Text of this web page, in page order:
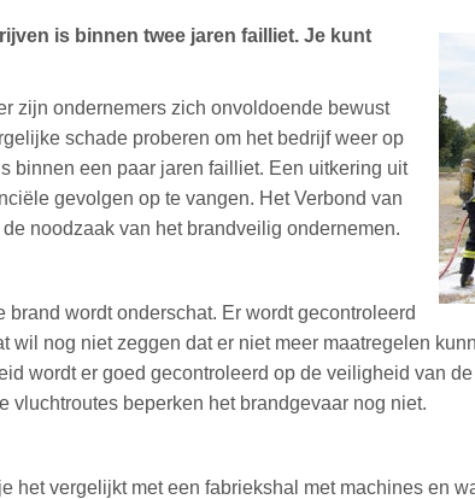
is binnen twee jaren failliet. Je kunt
zijn ondernemers zich onvoldoende bewust
schade proberen om het bedrijf weer op
binnen een paar jaren failliet. Een uitkering uit
gevolgen op te vangen. Het Verbond van
noodzaak van het brandveilig ondernemen.
brand wordt onderschat. Er wordt gecontroleerd
nog niet zeggen dat er niet meer maatregelen
wordt er goed gecontroleerd op de veiligheid van
vluchtroutes beperken het brandgevaar nog niet.
het vergelijkt met een fabriekshal met machines en